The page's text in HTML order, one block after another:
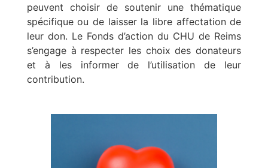
peuvent choisir de soutenir une thématique
spécifique ou de laisser la libre affectation de
leur don. Le Fonds d’action du CHU de Reims
s’engage à respecter les choix des donateurs
et à les informer de l’utilisation de leur
contribution.